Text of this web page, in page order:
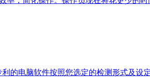
的电脑软件按照您选定的检测形式及设